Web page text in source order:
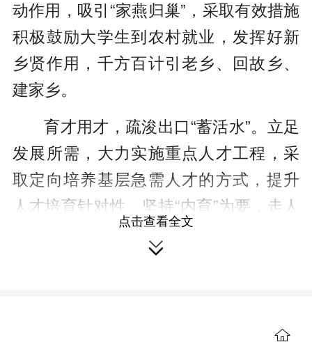
动作用，吸引“家燕归巢”，采取有效措施
积极鼓励大学生到农村就业，发挥好新
乡贤作用，千方百计引老乡、回故乡、
建家乡。
育才用才，疏浚出口“蓄活水”。立足
发展所需，大力实施重点人才工程，采
取定向培养基层急需人才的方式，提升
人才培育针对性。坚持“内育”为要，走人
才自主培养之路，实现人才带动特色农
业、带动群众和乡村富起来的目标。畅
点击查看全文
